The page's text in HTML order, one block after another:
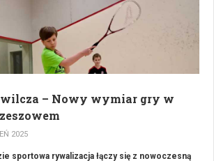
organizowanych przez Związek Gmin
do obsługi dziewięciu istniejących linii
– Nowy wymiar gry w
2025
sportowa rywalizacja łączy się z nowoczesną